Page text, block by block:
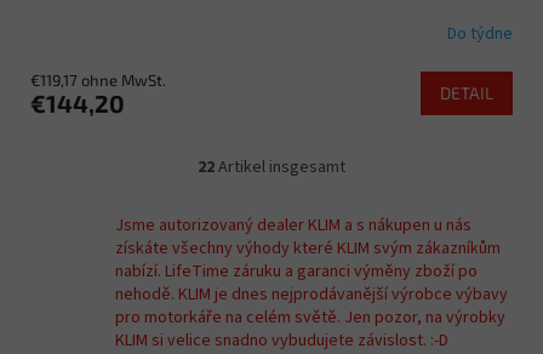
Do týdne
€119,17 ohne MwSt.
€144,20 DETAIL
S
e
u
e
r
e
l
22Artikel insgesamt
Jsme autorizovaný dealer KLIM a s nákupen u nás
získáte všechny výhody které KLIM svým zákazníkům
nabízí. LifeTime záruku a garanci výměny zboží po
nehodě. KLIM je dnes nejprodávanější výrobce výbavy
pro motorkáře na celém světě. Jen pozor, na výrobky
KLIM si velice snadno vybudujete závislost. :-D